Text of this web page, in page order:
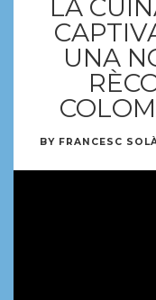
LA
UNA
BY FRANCESC